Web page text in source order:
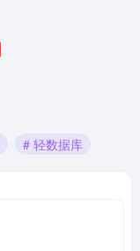
# 轻数据库